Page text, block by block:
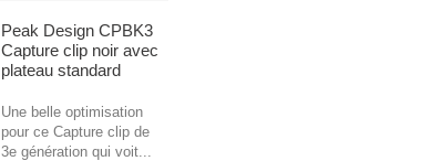
Peak Design CPBK3
Capture clip noir avec
plateau standard
Une belle optimisation
pour ce Capture clip de
3e génération qui voit...